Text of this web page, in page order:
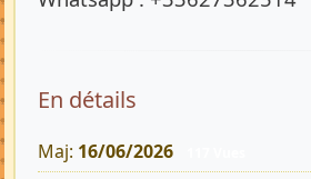
En détails
Maj: 16/06/2026